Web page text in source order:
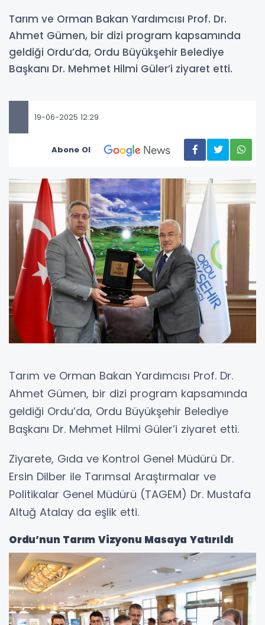
Tarım ve Orman Bakan Yardımcısı Prof. Dr.
Ahmet Gümen, bir dizi program kapsamında
geldiği Ordu’da, Ordu Büyükşehir Belediye
Başkanı Dr. Mehmet Hilmi Güler’i ziyaret etti.
19-06-2025 12:29
Abone Ol
Tarım ve Orman Bakan Yardımcısı Prof. Dr.
Ahmet Gümen, bir dizi program kapsamında
geldiği Ordu’da, Ordu Büyükşehir Belediye
Başkanı Dr. Mehmet Hilmi Güler’i ziyaret etti.
Ziyarete, Gıda ve Kontrol Genel Müdürü Dr.
Ersin Dilber ile Tarımsal Araştırmalar ve
Politikalar Genel Müdürü (TAGEM) Dr. Mustafa
Altuğ Atalay da eşlik etti.
Ordu’nun Tarım Vizyonu Masaya Yatırıldı